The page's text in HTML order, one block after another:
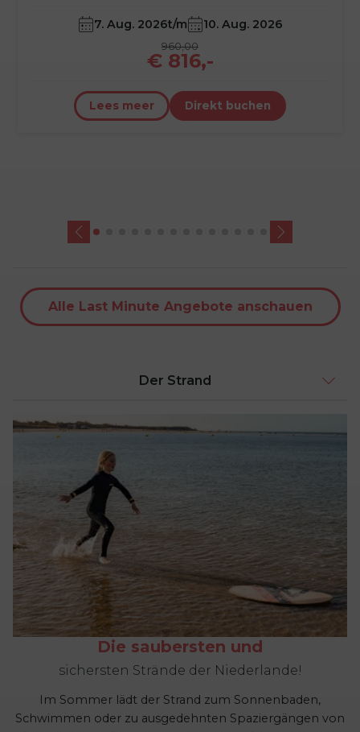
7. Aug. 2026t/m 10. Aug. 2026
960,00
€ 816,-
Lees meer Direkt buchen
Alle Last Minute Angebote anschauen
Der Strand
Die saubersten und
sichersten Strände der Niederlande!
Im Sommer lädt der Strand zum Sonnenbaden,
Schwimmen oder zu ausgedehnten Spaziergängen von